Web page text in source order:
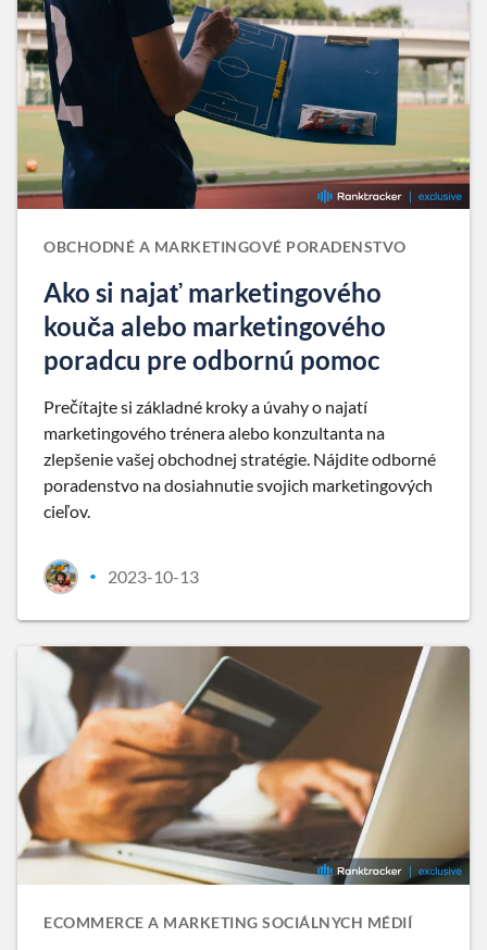
OBCHODNÉ A MARKETINGOVÉ PORADENSTVO
Ako si najať marketingového
kouča alebo marketingového
poradcu pre odbornú pomoc
Prečítajte si základné kroky a úvahy o najatí
marketingového trénera alebo konzultanta na
zlepšenie vašej obchodnej stratégie. Nájdite odborné
poradenstvo na dosiahnutie svojich marketingových
cieľov.
• 2023-10-13
ECOMMERCE A MARKETING SOCIÁLNYCH MÉDIÍ